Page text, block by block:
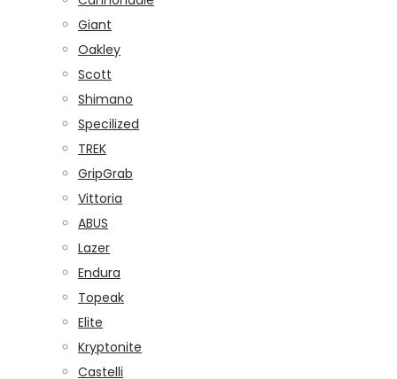
Giant
Oakley
Scott
Shimano
Specilized
TREK
GripGrab
Vittoria
ABUS
Lazer
Endura
Topeak
Elite
Kryptonite
Castelli